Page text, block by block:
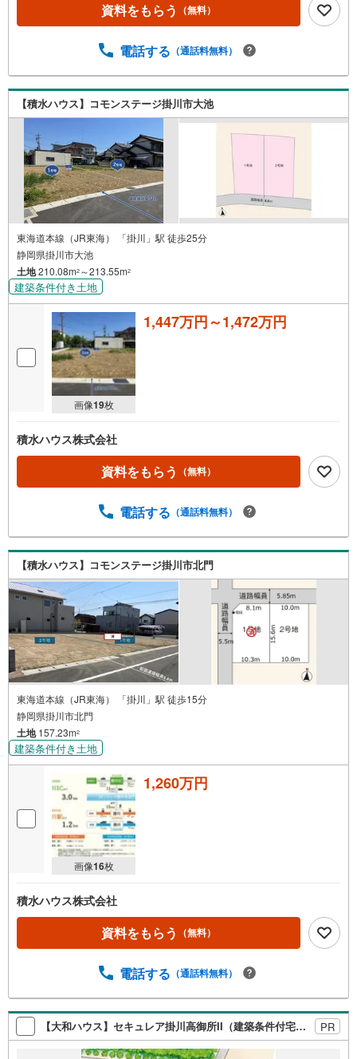
資料をもらう （無料）
電話する （通話料無料）
【積水ハウス】コモンステージ掛川市大池
東海道本線（JR東海） 「掛川」駅 徒歩25分
静岡県掛川市大池
土地210.08m2 ～213.55m2
建築条件付き土地
画像19枚
1,447万円～1,472万円
積水ハウス株式会社
資料をもらう （無料）
電話する （通話料無料）
【積水ハウス】コモンステージ掛川市北門
東海道本線（JR東海） 「掛川」駅 徒歩15分
静岡県掛川市北門
土地157.23m2
建築条件付き土地
画像16枚
1,260万円
積水ハウス株式会社
資料をもらう （無料）
電話する （通話料無料）
【大和ハウス】セキュレア掛川高御所II（建築条件付宅地分譲） PR